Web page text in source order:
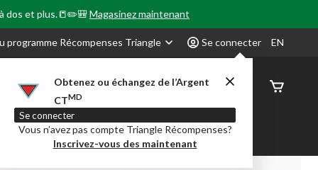
dos et plus.📒✏️🎒Magasinez maintenant
programme Récompenses Triangle Se connecter
Obtenez ou échangez de l’Argent
CTMD
Se connecter
Vous n’avez pas compte Triangle Récompenses?
Inscrivez-vous des maintenant
EN
État de
en Classe Party City Centre-auto